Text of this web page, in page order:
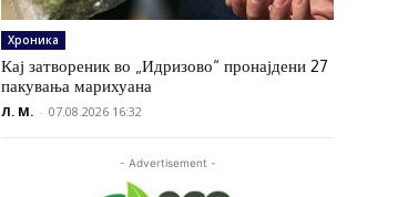
Хроника
Кај затвореник во „Идризово“ пронајдени 27
пакувања марихуана
Л. М. - 07.08.2026 16:32
- Advertisement -